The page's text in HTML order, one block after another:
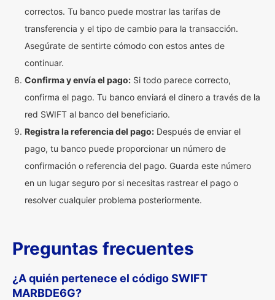
correctos. Tu banco puede mostrar las tarifas de
transferencia y el tipo de cambio para la transacción.
Asegúrate de sentirte cómodo con estos antes de
continuar.
Confirma y envía el pago: Si todo parece correcto,
confirma el pago. Tu banco enviará el dinero a través de la
red SWIFT al banco del beneficiario.
Registra la referencia del pago: Después de enviar el
pago, tu banco puede proporcionar un número de
confirmación o referencia del pago. Guarda este número
en un lugar seguro por si necesitas rastrear el pago o
resolver cualquier problema posteriormente.
Preguntas frecuentes
¿A quién pertenece el código SWIFT
MARBDE6G?